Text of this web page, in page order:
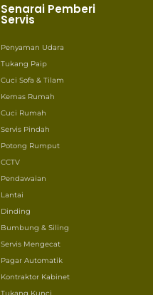
Senarai Pemberi
Servis
Penyaman Udara
Tukang Paip
Cuci Sofa & Tilam
Kemas Rumah
Cuci Rumah
Servis Pindah
Potong Rumput
CCTV
Pendawaian
Lantai
Dinding
Bumbung & Siling
Servis Mengecat
Pagar Automatik
Kontraktor Kabinet
Tukang Kunci